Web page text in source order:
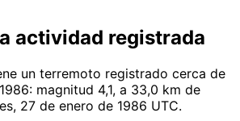
actividad registrada
un terremoto registrado cerca de
magnitud 4,1, a 33,0 km de
27 de enero de 1986 UTC.